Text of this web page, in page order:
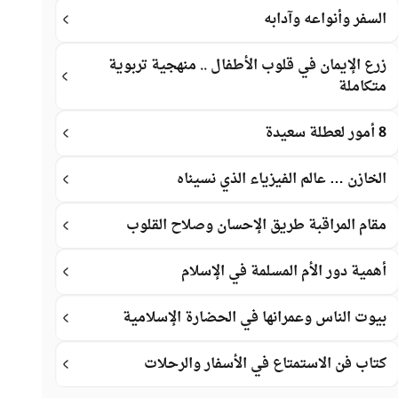
السفر وأنواعه وآدابه
زرع الإيمان في قلوب الأطفال .. منهجية تربوية
متكاملة
8 أمور لعطلة سعيدة
الخازن … عالم الفيزياء الذي نسيناه
مقام المراقبة طريق الإحسان وصلاح القلوب
أهمية دور الأم المسلمة في الإسلام
بيوت الناس وعمرانها في الحضارة الإسلامية
كتاب فن الاستمتاع في الأسفار والرحلات